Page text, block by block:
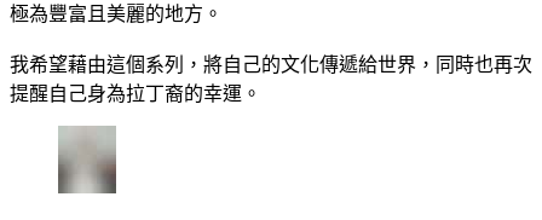
極為豐富且美麗的地方。
我希望藉由這個系列，將自己的文化傳遞給世界，同時也再次
提醒自己身為拉丁裔的幸運。